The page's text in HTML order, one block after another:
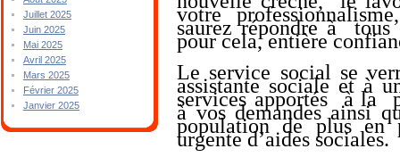
Juillet 2025
Juin 2025
Mai 2025
Avril 2025
Mars 2025
Février 2025
Janvier 2025
votre
saurez répondre à tous
pour cela, entière
Le service social se
assistante sociale et à
services apportés à la
à vos demandes ainsi
population de plus
urgente d’aides sociales.